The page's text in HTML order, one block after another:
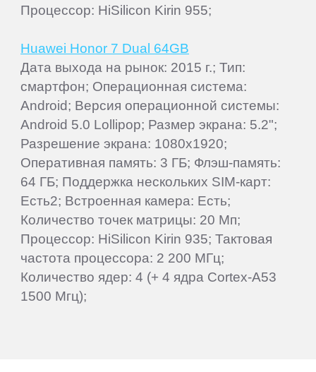
Процессор: HiSilicon Kirin 955;
Huawei Honor 7 Dual 64GB
Дата выхода на рынок: 2015 г.; Тип:
смартфон; Операционная система:
Android; Версия операционной системы:
Android 5.0 Lollipop; Размер экрана: 5.2";
Разрешение экрана: 1080x1920;
Оперативная память: 3 ГБ; Флэш-память:
64 ГБ; Поддержка нескольких SIM-карт:
Есть2; Встроенная камера: Есть;
Количество точек матрицы: 20 Мп;
Процессор: HiSilicon Kirin 935; Тактовая
частота процессора: 2 200 МГц;
Количество ядер: 4 (+ 4 ядра Cortex-A53
1500 Мгц);